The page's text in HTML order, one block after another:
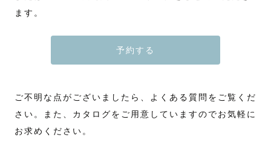
ます。
予約する
ご不明な点がございましたら、よくある質問をご覧くだ
さい。また、カタログをご用意していますのでお気軽に
お求めください。